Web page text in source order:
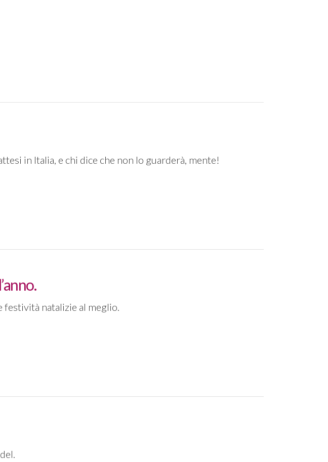
in Italia, e chi dice che non lo guarderà, mente!
festività natalizie al meglio.